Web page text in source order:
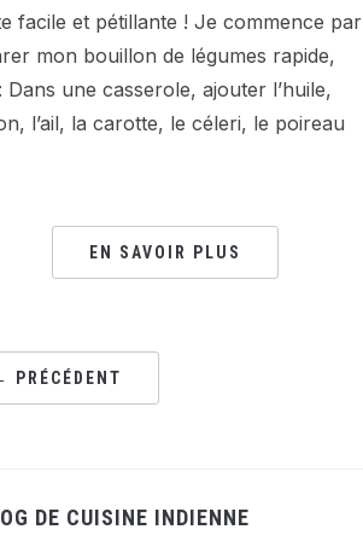
facile et pétillante ! Je commence par
mon bouillon de légumes rapide,
Dans une casserole, ajouter l’huile,
l’ail, la carotte, le céleri, le poireau
EN SAVOIR PLUS
PRÉCÉDENT
DE CUISINE INDIENNE